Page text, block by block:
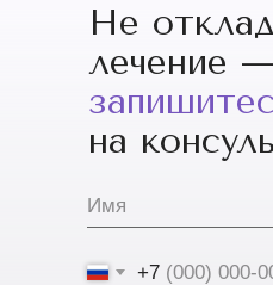
Не
лечение
на
+7